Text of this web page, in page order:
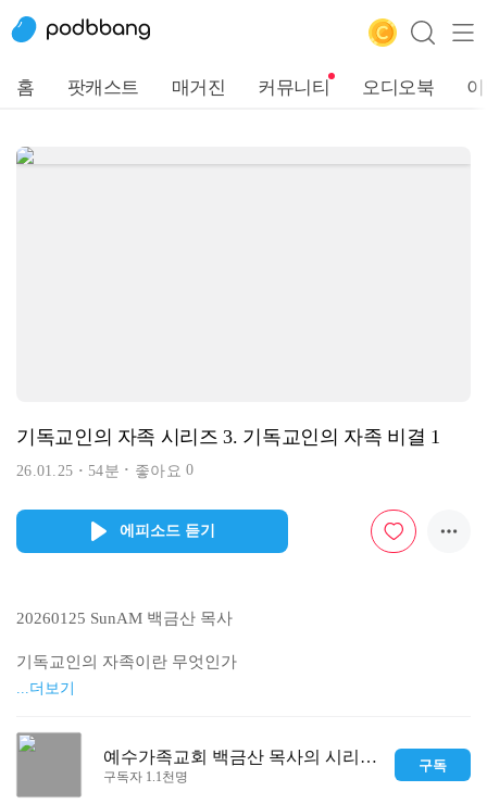
홈 팟캐스트 매거진 커뮤니티 오디오북
기독교인의 자족 시리즈 3. 기독교인의 자족 비결 1
26.01.25 54분 좋아요0
에피소드 듣기
20260125 SunAM 백금산 목사
기독교인의 자족이란 무엇인가
13. 내게 능력 주시는 자 안에서 내가 모든 것을 할 수 있느니라
출처: 성경전서 개역개정
...더보기
예수가족교회 백금산 목사의 시리즈 설교
구독자 1.1천명
구독